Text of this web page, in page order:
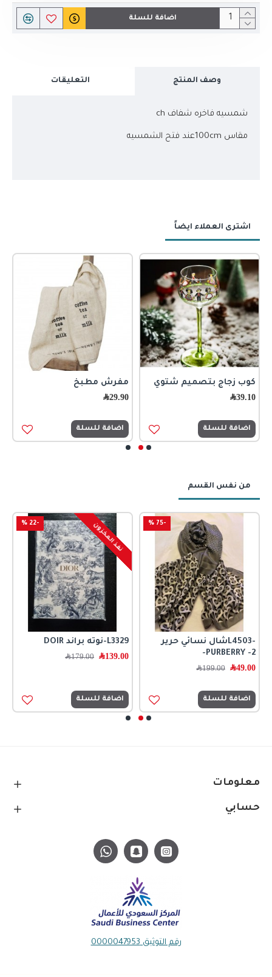
اضافة للسلة
وصف المنتج التعليقات
شمسيه فاخره شفاف ch
مقاس 100cmعند فتح الشمسيه
اشترى العملاء ايضاً
كوب زجاج بتصميم شتوي
39.10﷼
اضافة للسلة
مفرش مطبخ
29.90﷼
اضافة للسلة
من نفس القسم
-75 %
-L4503شال نسائي حرير
PURBERRY -2-
49.00﷼ 199.00﷼
اضافة للسلة
-22 % نفذ المخزون
L3329-نوته براند DOIR
139.00﷼ 179.00﷼
اضافة للسلة
معلومات
حسابي
رقم التوثيق 0000047953